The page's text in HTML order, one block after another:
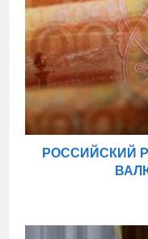
РОССИЙСКИЙ